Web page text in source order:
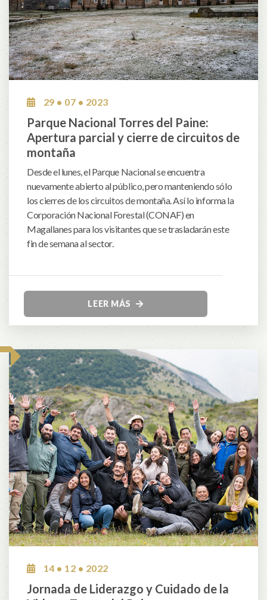
29 • 07 • 2023
Parque Nacional Torres del Paine:
Apertura parcial y cierre de circuitos de
montaña
Desde el lunes, el Parque Nacional se encuentra
nuevamente abierto al público, pero manteniendo sólo
los cierres de los circuitos de montaña. Así lo informa la
Corporación Nacional Forestal (CONAF) en
Magallanes para los visitantes que se trasladarán este
fin de semana al sector.
LEER MÁS
14 • 12 • 2022
Jornada de Liderazgo y Cuidado de la